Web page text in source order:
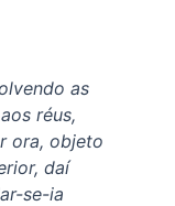
as
réus,
ora, objeto
daí
se-ia